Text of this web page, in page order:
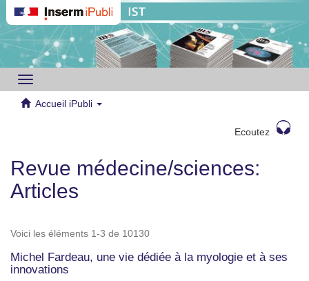
Toggle
navigation
Accueil iPubli
Ecoutez
Revue médecine/sciences:
Articles
Voici les éléments 1-3 de 10130
Michel Fardeau, une vie dédiée à la myologie et à ses
innovations